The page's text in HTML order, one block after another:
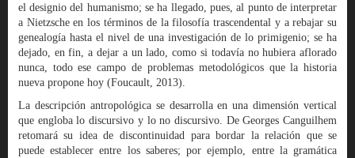
el designio del humanismo; se ha llegado, pues, al punto de interpretar
a Nietzsche en los términos de la filosofía trascendental y a rebajar su
genealogía hasta el nivel de una investigación de lo primigenio; se ha
dejado, en fin, a dejar a un lado, como si todavía no hubiera aflorado
nunca, todo ese campo de problemas metodológicos que la historia
nueva propone hoy (Foucault, 2013).
La descripción antropológica se desarrolla en una dimensión vertical
que engloba lo discursivo y lo no discursivo. De Georges Canguilhem
retomará su idea de discontinuidad para bordar la relación que se
puede establecer entre los saberes; por ejemplo, entre la gramática